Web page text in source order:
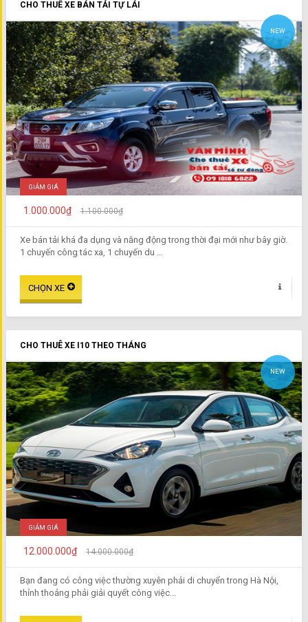
CHO THUÊ XE BÁN TẢI TỰ LÁI
NEW
GIẢM GIÁ
1.000.000₫ 1.100.000₫
Xe bán tải khá đa dụng và năng động trong thời đại mới như bây giờ.
1 chuyến công tác xa, 1 chuyến du ...
CHO THUÊ XE I10 THEO THÁNG
NEW
GIẢM GIÁ
12.000.000₫ 14.000.000₫
Bạn đang có công việc thường xuyên phải di chuyển trong Hà Nội,
thỉnh thoảng phải giải quyết công việc...